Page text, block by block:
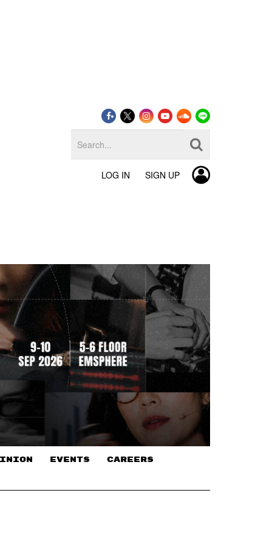
LOG IN SIGN UP
EVENTS CAREERS